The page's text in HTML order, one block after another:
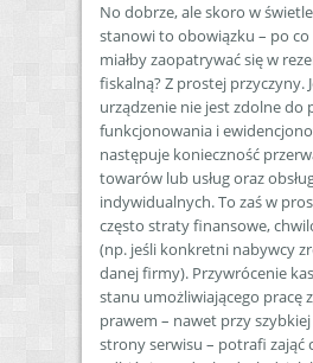
No dobrze, ale skoro w
stanowi to obowiązku – po
miałby zaopatrywać się w
fiskalną? Z prostej przyczyny.
urządzenie nie jest zdolne do
funkcjonowania i
następuje konieczność
towarów lub usług oraz
indywidualnych. To zaś w
często straty finansowe,
(np. jeśli konkretni nabywcy
danej firmy). Przywrócenie
stanu umożliwiającego pracę
prawem – nawet przy
strony serwisu – potrafi zająć